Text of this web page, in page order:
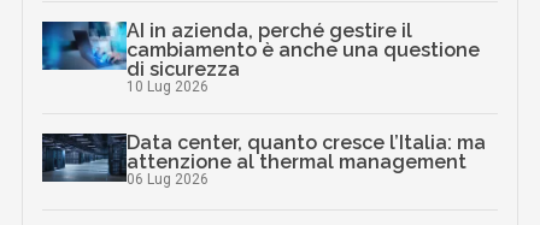
AI in azienda, perché gestire il
cambiamento è anche una questione
di sicurezza
10 Lug 2026
Data center, quanto cresce l’Italia: ma
attenzione al thermal management
06 Lug 2026